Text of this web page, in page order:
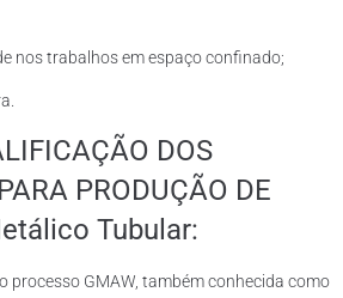
nos trabalhos em espaço confinado;
DOS
PRODUÇÃO DE
Tubular:
processo GMAW, também conhecida como